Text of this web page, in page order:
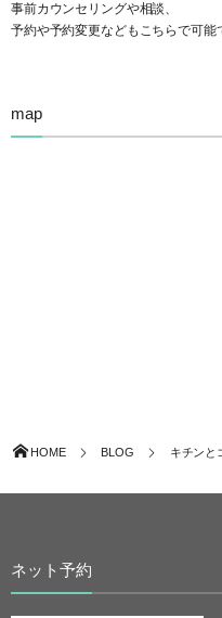
事前カウンセリングや相談、
予約や予約変更などもこちらで可能
map
HOME BLOG キチンと
ネット予約